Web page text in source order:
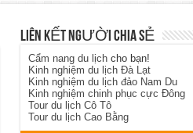
LIÊN KẾT NGƯỜI CHIA SẺ
Cẩm nang du lịchcho bạn!
Kinh nghiệm du lịch Đà Lạt
Kinh nghiệm du lịch đảo Nam Du
Kinh nghiệm chinh phục cực Đông
Tour du lịch Cô Tô
Tour du lịch Cao Bằng